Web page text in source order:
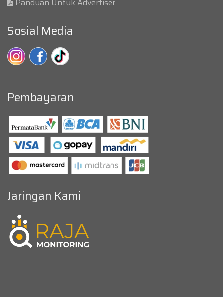
Panduan Untuk Advertiser
Sosial Media
Pembayaran
Jaringan Kami